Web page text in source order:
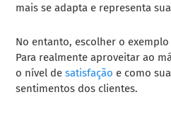
mais se adapta e representa
No entanto, escolher o
Para realmente aproveitar ao
o nível desatisfação e como
sentimentos dos clientes.